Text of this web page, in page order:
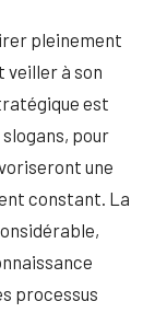
pleinement
veiller à son
est
pour
une
constant. La
processus